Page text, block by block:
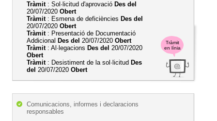
Tràmit
en línia
Tràmit: Sol·licitud d'aprovació Des del
20/07/2020 Obert
Tràmit: Esmena de deficiències Des del
20/07/2020 Obert
Tràmit: Presentació de Documentació
Addicional Des del 20/07/2020 Obert
Tràmit: Al·legacions Des del 20/07/2020
Obert
Tràmit: Desistiment de la sol·licitud Des
del 20/07/2020 Obert
Comunicacions, informes i declaracions
responsables